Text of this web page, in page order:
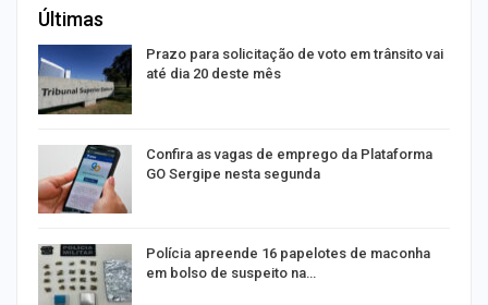
Últimas
Prazo para solicitação de voto em trânsito vai
até dia 20 deste mês
Confira as vagas de emprego da Plataforma
GO Sergipe nesta segunda
Polícia apreende 16 papelotes de maconha
em bolso de suspeito na…